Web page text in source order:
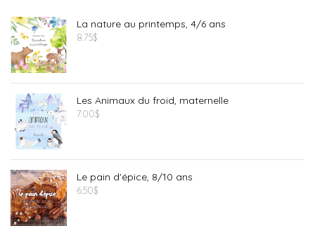
La nature au printemps, 4/6 ans
8.75$
Les Animaux du froid, maternelle
7.00$
Le pain d'épice, 8/10 ans
6.50$